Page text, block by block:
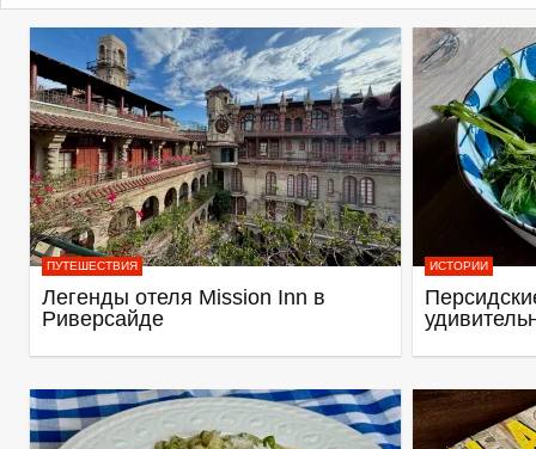
ПУТЕШЕСТВИЯ
Легенды отеля Mission Inn в
Риверсайде
ИСТОРИИ